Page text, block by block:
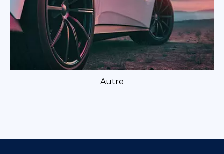
Autre